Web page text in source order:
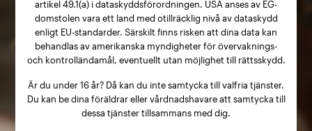
artikel 49.1(a) i dataskyddsförordningen. USA anses av EG-
domstolen vara ett land med otillräcklig nivå av dataskydd
enligt EU-standarder. Särskilt finns risken att dina data kan
behandlas av amerikanska myndigheter för övervaknings-
och kontrolländamål, eventuellt utan möjlighet till rättsskydd.
Är du under 16 år? Då kan du inte samtycka till valfria tjänster.
Du kan be dina föräldrar eller vårdnadshavare att samtycka till
dessa tjänster tillsammans med dig.